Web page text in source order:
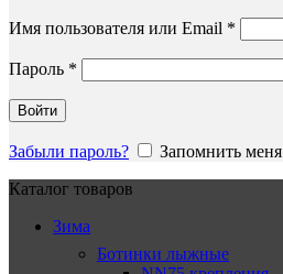
Имя пользователя или Email *
Пароль *
Войти
Забыли пароль?
Запомнить меня
Каталог товаров
Зима
Ботинки лыжные